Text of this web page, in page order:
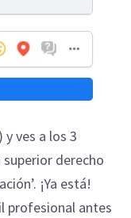
y ves a los 3
derecho
¡Ya está!
profesional antes